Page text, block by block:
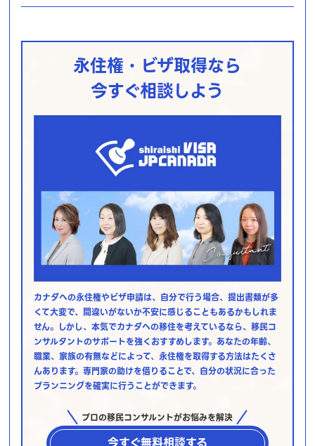
永住権・ビザ取得なら
今すぐ相談しよう
カナダへの永住権やビザ申請は、自分で行う場合、提出書類が多
くて大変で、間違いがないか不安に感じることもあるかもしれま
せん。しかし、本気でカナダへの移住を考えているなら、移民コ
ンサルタントのサポートを強くおすすめします。あなたの年齢、
職業、家族の有無などによって、永住権を取得する方法はたくさ
んあります。専門家の助けを借りることで、自分の状況に合った
プランニングを確実に行うことができます。
プロの移民コンサルントがお悩みを解決